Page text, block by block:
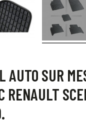
AUTO SUR
RENAULT